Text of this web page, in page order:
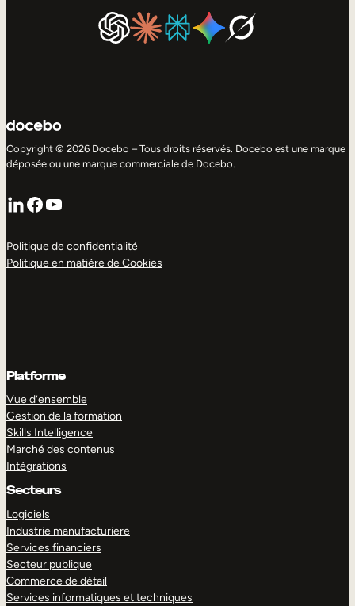
Copyright © 2026 Docebo – Tous droits réservés. Docebo est une marque
déposée ou une marque commerciale de Docebo.
LinkedIn
Facebook
YouTube
Politique de confidentialité
Politique en matière de Cookies
Platforme
Vue d’ensemble
Gestion de la formation
Skills Intelligence
Marché des contenus
Intégrations
Secteurs
Logiciels
Industrie manufacturiere
Services financiers
Secteur publique
Commerce de détail
Services informatiques et techniques